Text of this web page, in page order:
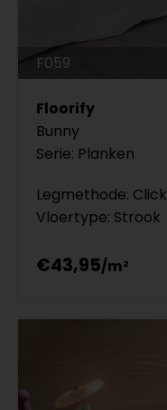
F059
Floorify
Bunny
Serie: Planken
Legmethode: Click
Vloertype: Strook
€43,95